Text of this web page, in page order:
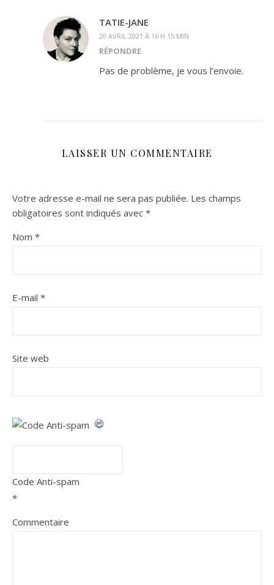
TATIE-JANE
20 AVRIL 2021 À 16 H 15 MIN
RÉPONDRE
Pas de problème, je vous l’envoie.
LAISSER UN COMMENTAIRE
Votre adresse e-mail ne sera pas publiée. Les champs
obligatoires sont indiqués avec *
Nom *
E-mail *
Site web
Code Anti-spam
*
Commentaire